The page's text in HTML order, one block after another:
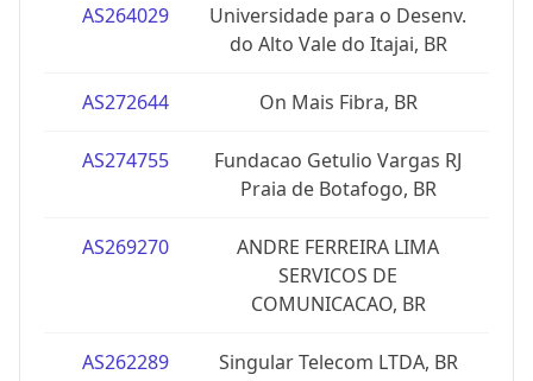
AS264029
Universidade para o Desenv.
do Alto Vale do Itajai, BR
AS272644 On Mais Fibra, BR
AS274755
Fundacao Getulio Vargas RJ
Praia de Botafogo, BR
AS269270
ANDRE FERREIRA LIMA
SERVICOS DE
COMUNICACAO, BR
AS262289 Singular Telecom LTDA, BR